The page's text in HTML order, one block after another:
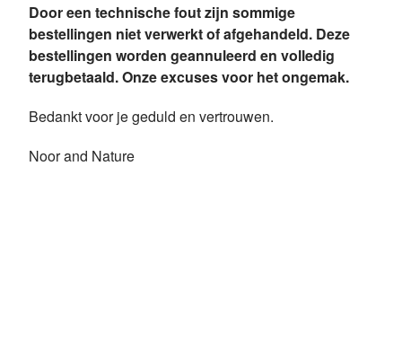
Door een technische fout zijn sommige
bestellingen niet verwerkt of afgehandeld. Deze
bestellingen worden geannuleerd en volledig
terugbetaald. Onze excuses voor het ongemak.
Bedankt voor je geduld en vertrouwen.
Noor and Nature